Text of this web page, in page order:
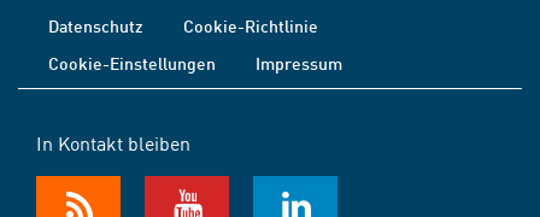
Datenschutz
Cookie-Richtlinie
Cookie-Einstellungen
Impressum
In Kontakt bleiben